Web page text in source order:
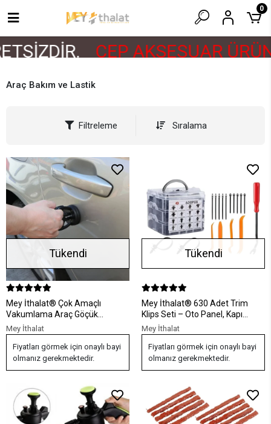
CEP AKSESUAR
0
Araç Bakım ve Lastik
Filtreleme Sıralama
Tükendi
Mey İthalat® Çok Amaçlı
Vakumlama Araç Göçük
Düzeltme Kaporta Çektirme
Aparatı Vantuz
Mey İthalat
Fiyatları görmek için onaylı bayi
olmanız gerekmektedir.
Tükendi
Mey İthalat® 630 Adet Trim
Klips Seti – Oto Panel, Kapı
Döşeme, Tampon ve Pervaz İçin
Evrensel Raptiye Bağlantı
Elemanları
Mey İthalat
Fiyatları görmek için onaylı bayi
olmanız gerekmektedir.